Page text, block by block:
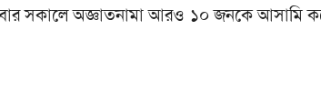
সকালে অজ্ঞাতনামা আরও ১০ জনকে আসামি